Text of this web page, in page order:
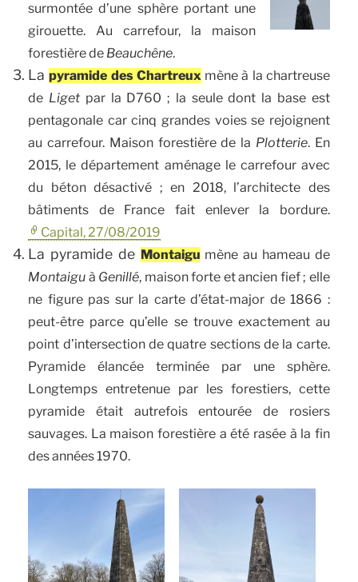
surmontée d’une sphère portant une
girouette. Au carrefour, la maison
forestière de Beauchêne.
Lapyramide des Chartreuxmène à la chartreuse
de Ligetpar la D760 ; la seule dont la base est
pentagonale car cinq grandes voies se rejoignent
au carrefour. Maison forestière de la Plotterie. En
2015, le département aménage le carrefour avec
du béton désactivé ; en 2018, l’architecte des
bâtiments de France fait enlever la bordure.
Capital, 27/08/2019
La pyramide de Montaigu mène au hameau de
Montaigu à Genillé, maison forte et ancien fief; elle
ne figure pas sur la carte d’état-major de 1866 :
peut-être parce qu’elle se trouve exactement au
point d’intersection de quatre sections de la carte.
Pyramide élancée terminée par une sphère.
Longtemps entretenue par les forestiers, cette
pyramide était autrefois entourée de rosiers
sauvages. La maison forestière a été rasée à la fin
des années 1970.